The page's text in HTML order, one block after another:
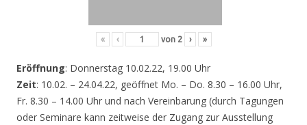
« ‹ von 2 › »
Eröffnung: Donnerstag 10.02.22, 19.00 Uhr
Zeit: 10.02. – 24.04.22, geöffnet Mo. – Do. 8.30 – 16.00 Uhr,
Fr. 8.30 – 14.00 Uhr und nach Vereinbarung (durch Tagungen
oder Seminare kann zeitweise der Zugang zur Ausstellung